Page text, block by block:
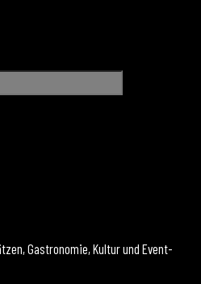
Gastronomie, Kultur und Event-